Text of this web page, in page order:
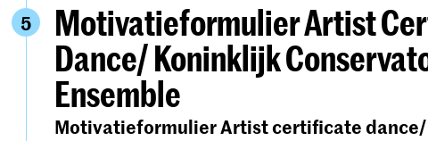
5
Motivatieformulier Artist
Dance/ Koninklijk
Ensemble
Motivatieformulier Artist certificate